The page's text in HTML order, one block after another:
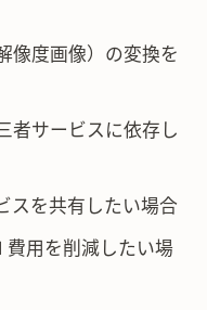
像度画像）の変換を
者サービスに依存し
スを共有したい場合
費用を削減したい場